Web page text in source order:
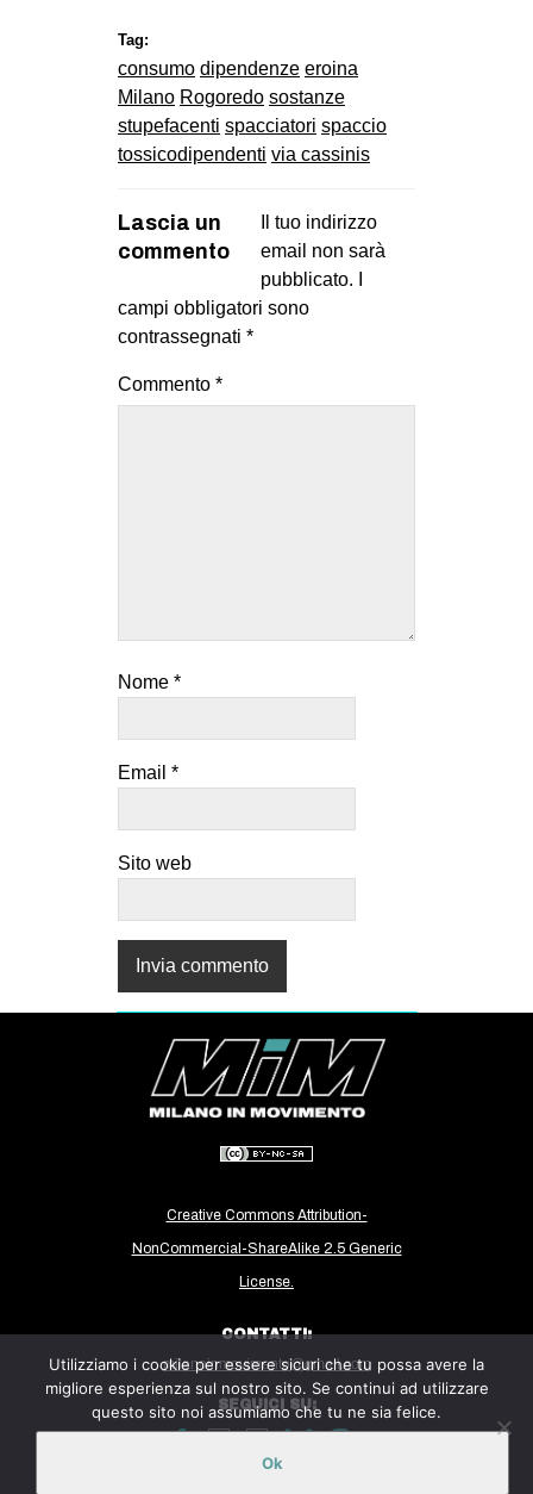
Tag:
consumo dipendenze eroina
Milano Rogoredo sostanze
stupefacenti spacciatori spaccio
tossicodipendenti via cassinis
Lascia un
commento
Il tuo indirizzo
email non sarà
pubblicato.
campi obbligatori sono
contrassegnati *
Commento *
Nome *
Email *
Sito web
Creative Commons Attribution-
NonCommercial-ShareAlike 2.5 Generic
License.
CONTATTI:
milanoinmovimento@gmail.com
SEGUICI SU:
Utilizziamo i cookie per essere sicuri che tu possa avere la
migliore esperienza sul nostro sito. Se continui ad utilizzare
questo sito noi assumiamo che tu ne sia felice.
Ok